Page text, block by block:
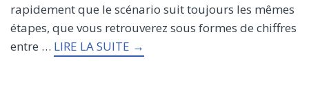
rapidement que le scénario suit toujours les mêmes
étapes, que vous retrouverez sous formes de chiffres
entre … LIRE LA SUITE →